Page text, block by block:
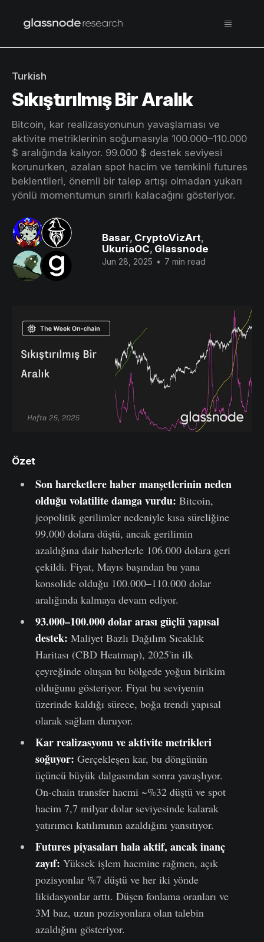
Turkish
Sıkıştırılmış Bir Aralık
Bitcoin, kar realizasyonunun yavaşlaması ve
aktivite metriklerinin soğumasıyla 100.000–110.000
$ aralığında kalıyor. 99.000 $ destek seviyesi
korunurken, azalan spot hacim ve temkinli futures
beklentileri, önemli bir talep artışı olmadan yukarı
yönlü momentumun sınırlı kalacağını gösteriyor.
Basar, CryptoVizArt,
UkuriaOC, Glassnode
Jun 28, 2025 • 7 min read
Özet
Son hareketlere haber manşetlerinin neden
olduğu volatilite damga vurdu: Bitcoin,
jeopolitik gerilimler nedeniyle kısa süreliğine
99.000 dolara düştü, ancak gerilimin
azaldığına dair haberlerle 106.000 dolara geri
çekildi. Fiyat, Mayıs başından bu yana
konsolide olduğu 100.000–110.000 dolar
aralığında kalmaya devam ediyor.
93.000–100.000 dolar arası güçlü yapısal
destek: Maliyet Bazlı Dağılım Sıcaklık
Haritası (CBD Heatmap), 2025'in ilk
çeyreğinde oluşan bu bölgede yoğun birikim
olduğunu gösteriyor. Fiyat bu seviyenin
üzerinde kaldığı sürece, boğa trendi yapısal
olarak sağlam duruyor.
Kar realizasyonu ve aktivite metrikleri
soğuyor: Gerçekleşen kar, bu döngünün
üçüncü büyük dalgasından sonra yavaşlıyor.
On-chain transfer hacmi ~%32 düştü ve spot
hacim 7,7 milyar dolar seviyesinde kalarak
yatırımcı katılımının azaldığını yansıtıyor.
Futures piyasaları hala aktif, ancak inanç
zayıf: Yüksek işlem hacmine rağmen, açık
pozisyonlar %7 düştü ve her iki yönde
likidasyonlar arttı. Düşen fonlama oranları ve
3M baz, uzun pozisyonlara olan talebin
azaldığını gösteriyor.